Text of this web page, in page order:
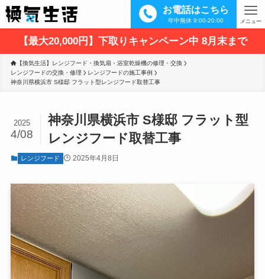
お電話はこちら
年中無休 9:00-20:00 メニュー
【最大20,000円】下取りキャンペーン中 8月末まで
【換気生活】レンジフード・換気扇・浴室乾燥機の修理・交換
レンジフードの交換・修理
レンジフードの施工事例
神奈川県横浜市 S様邸 フラット型レンジフード取替工事
神奈川県横浜市 S様邸 フラット型
レンジフード取替工事
2025
4/08
レンジフード 2025年4月8日